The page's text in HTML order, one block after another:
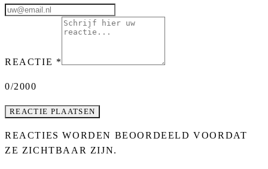
REACTIE *
0/2000
REACTIE PLAATSEN
REACTIES WORDEN BEOORDEELD VOORDAT
ZE ZICHTBAAR ZIJN.